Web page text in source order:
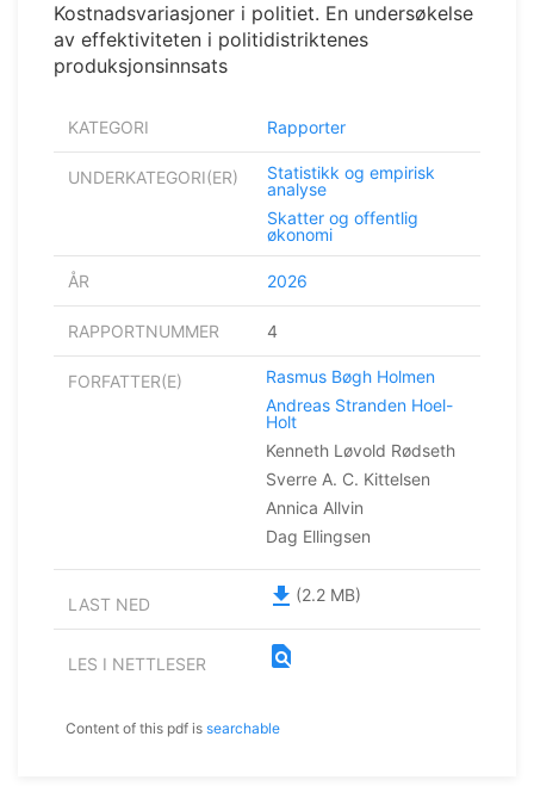
Kostnadsvariasjoner i politiet. En undersøkelse
av effektiviteten i politidistriktenes
produksjonsinnsats
KATEGORI Rapporter
UNDERKATEGORI(ER)
Statistikk og empirisk
analyse
Skatter og offentlig
økonomi
ÅR 2026
RAPPORTNUMMER 4
FORFATTER(E)
Rasmus Bøgh Holmen
Andreas Stranden Hoel-
Holt
Kenneth Løvold Rødseth
Sverre A. C. Kittelsen
Annica Allvin
Dag Ellingsen
LAST NED file_download (2.2 MB)
LES I NETTLESER find_in_page
Content of this pdf is searchable